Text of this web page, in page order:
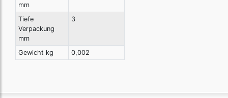
mm
Tiefe
Verpackung
mm
3
Gewicht kg 0,002